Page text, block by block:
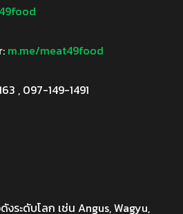
m.me/meat49food
, 097-149-1491
ระดับโลก เช่น Angus, Wagyu,